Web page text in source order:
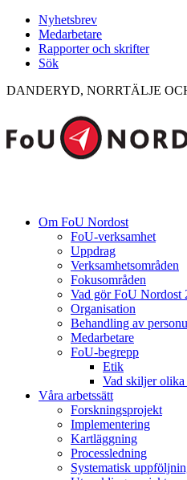
Nyhetsbrev
Medarbetare
Rapporter och skrifter
Sök
DANDERYD, NORRTÄLJE
Om FoU Nordost
FoU-verksamhet
Uppdrag
Verksamhetsområden
Fokusområden
Vad gör FoU Nordost
Organisation
Behandling av
Medarbetare
FoU-begrepp
Etik
Vad skiljer olika
Våra arbetssätt
Forskningsprojekt
Implementering
Kartläggning
Processledning
Systematisk